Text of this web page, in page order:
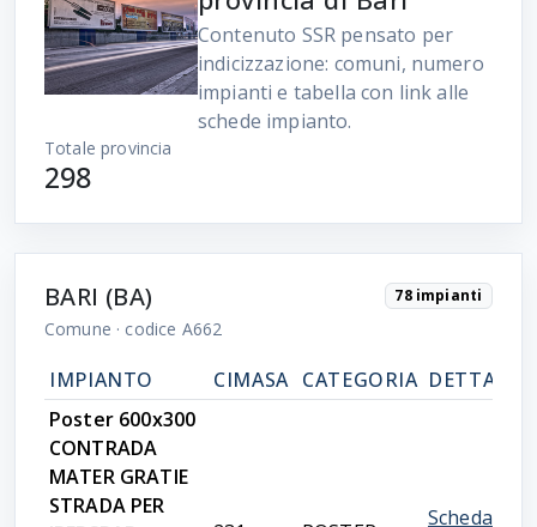
Contenuto SSR pensato per
indicizzazione: comuni, numero
impianti e tabella con link alle
schede impianto.
Totale provincia
298
BARI (BA)
Comune · codice A662
78 impianti
IMPIANTO CIMASA CATEGORIA
Poster 600x300
CONTRADA
MATER GRATIE
STRADA PER
Scheda